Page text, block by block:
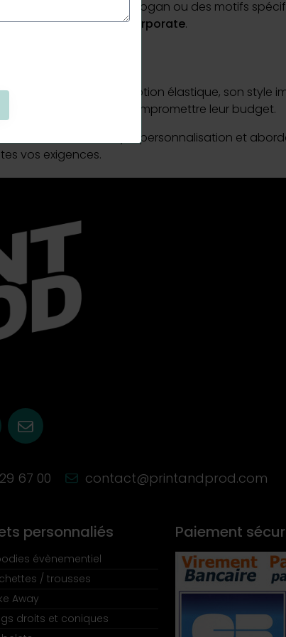
de votre entreprise, un slogan ou des motifs
renforcer l'esprit corporate.
abordable
. Sa conception élastique, son style
de qualité sans compromettre leur budget.
entre confort, style, personnalisation et
vos exigences.
67 00 contact@printandprod.com
personnaliés
évènementiel
/ trousses
Away
droits et coniques
Paiement